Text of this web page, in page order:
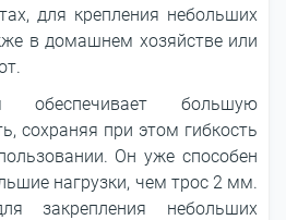
для крепления небольших
в домашнем хозяйстве или
большую
сохраняя при этом гибкость
Он уже способен
нагрузки, чем трос 2 мм.
закрепления небольших